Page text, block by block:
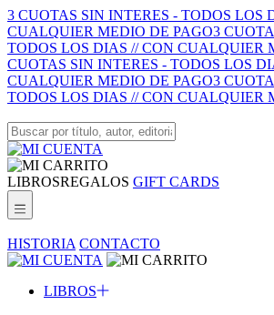
3 CUOTAS SIN INTERES - TODOS LOS
CUALQUIER MEDIO DE PAGO3
TODOS LOS DIAS // CON CUALQUIER
CUOTAS SIN INTERES - TODOS LOS
CUALQUIER MEDIO DE PAGO3
TODOS LOS DIAS // CON CUALQUIER
LIBROSREGALOS GIFT CARDS
HISTORIA CONTACTO
LIBROS